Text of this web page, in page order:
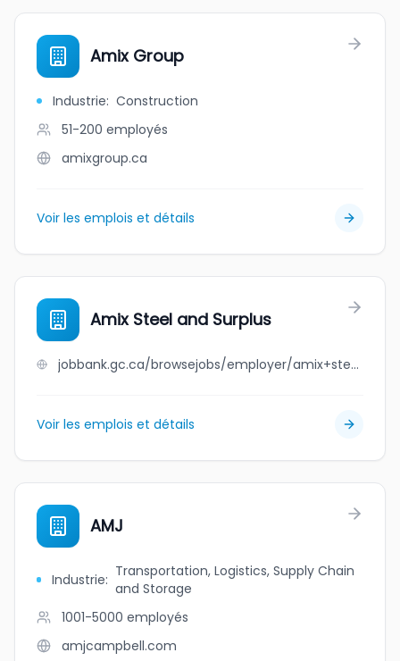
Amix Group
Industrie: Construction
51-200 employés
amixgroup.ca
Voir les emplois et détails
Amix Steel and Surplus
jobbank.gc.ca/browsejobs/employer/amix+steel+and+surplus/ca
Voir les emplois et détails
AMJ
Industrie: Transportation, Logistics, Supply Chain
and Storage
1001-5000 employés
amjcampbell.com